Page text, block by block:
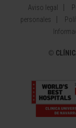
Aviso legal
personales
©